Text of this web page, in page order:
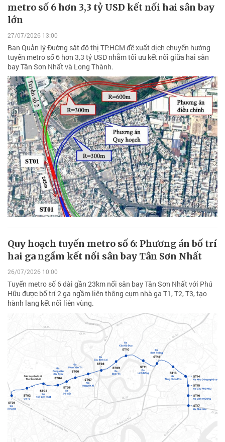
metro số 6 hơn 3,3 tỷ USD kết nối hai sân bay
lớn
27/07/2026 13:00
Ban Quản lý Đường sắt đô thị TP.HCM đề xuất dịch chuyển hướng
tuyến metro số 6 hơn 3,3 tỷ USD nhằm tối ưu kết nối giữa hai sân
bay Tân Sơn Nhất và Long Thành.
Quy hoạch tuyến metro số 6: Phương án bố trí
hai ga ngầm kết nối sân bay Tân Sơn Nhất
26/07/2026 10:00
Tuyến metro số 6 dài gần 23km nối sân bay Tân Sơn Nhất với Phú
Hữu được bố trí 2 ga ngầm liên thông cụm nhà ga T1, T2, T3, tạo
hành lang kết nối liên vùng.